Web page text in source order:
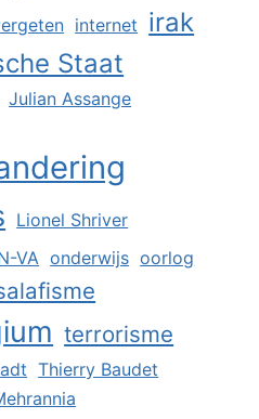
internet irak
Staat
Julian Assange
Lionel Shriver
VA onderwijs oorlog
terrorisme
Thierry Baudet